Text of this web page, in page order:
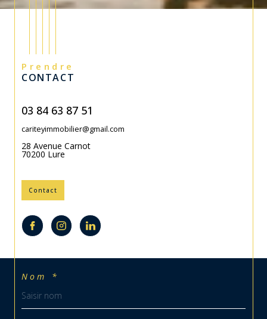
Nom *
Prendre
CONTACT
03 84 63 87 51
cariteyimmobilier@gmail.com
28 Avenue Carnot
70200 Lure
Contact